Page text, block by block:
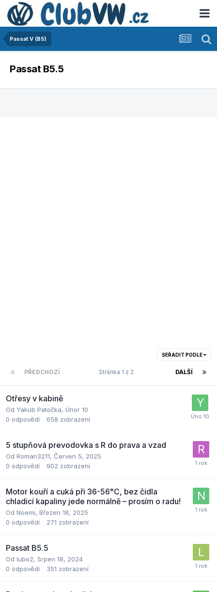
Passat V (B5)
Passat B5.5
SEŘADIT PODLE
PŘEDCHOZÍ DALŠÍ
Stránka 1 z 2
Otřesy v kabině
Od Yakub Patočka, Únor 10
0 odpovědí 658 zobrazení
5 stupňová prevodovka s R do prava a vzad
Od Roman3211, Červen 5, 2025
0 odpovědí 902 zobrazení
Motor kouří a cuká při 36-56°C, bez čidla
chladicí kapaliny jede normálně – prosím o radu!
Od Noemi, Březen 18, 2025
0 odpovědí 271 zobrazení
Passat B5.5
Od lubo2, Srpen 18, 2024
0 odpovědí 351 zobrazení